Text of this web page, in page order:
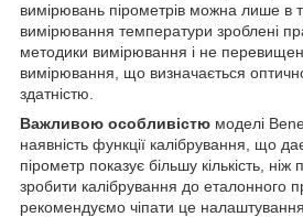
вимірювань пірометрів можна лише в
вимірювання температури зроблені
методики вимірювання і не
вимірювання, що визначається
здатністю.
Важливою особливістю моделі
наявність функції калібрування, що
пірометр показує більшу кількість,
зробити калібрування до еталонного
рекомендуємо чіпати це